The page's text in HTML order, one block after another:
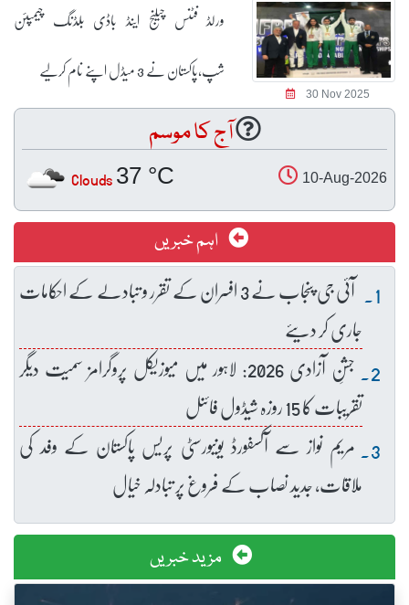
30 Nov 2025
ورلڈ فٹنس چیلنج اینڈ باڈی بلڈنگ چیمپئن
شپ،پاکستان نے 3 میڈل اپنے نام کرلیے
آج کا موسم
10-Aug-2026
37 °C
Clouds
اہم خبریں
آئی جی پنجاب نے 3 افسران کے تقرر و تبادلے کے احکامات
جاری کر دیئے
جشنِ آزادی 2026: لاہور میں میوزیکل پروگرامز سمیت دیگر
تقریبات کا 15 روزہ شیڈول فائنل
مریم نواز سے آکسفورڈ یونیورسٹی پریس پاکستان کے وفد کی
ملاقات، جدید نصاب کے فروغ پر تبادلہ خیال
مزید خبریں